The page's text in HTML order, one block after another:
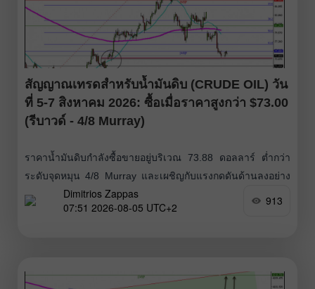
สัญญาณเทรดสำหรับน้ำมันดิบ (CRUDE OIL) วัน
ที่ 5-7 สิงหาคม 2026: ซื้อเมื่อราคาสูงกว่า $73.00
(รีบาวด์ - 4/8 Murray)
ราคาน้ำมันดิบกำลังซื้อขายอยู่บริเวณ 73.88 ดอลลาร์ ต่ำกว่า
ระดับจุดหมุน 4/8 Murray และเผชิญกับแรงกดดันด้านลงอย่าง
หนักนับตั้งแต่เปิดทำการซื้อขายของสัปดาห์นี้ หากราคาน้ำมัน
ดิบสามารถยืนเหนือระดับ 75 ดอลลาร์ได้อย่างมั่นคงในช่วงไม่กี่
Dimitrios Zappas
07:51 2026-08-05 UTC+2
913